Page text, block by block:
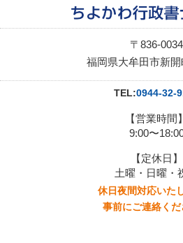
〒836-0034
福岡県大牟田市新開
TEL:0944-32-
【営業時間】
9:00〜
【定休日】
土曜・日曜・
休日夜間対応いた
事前にご連絡くだ